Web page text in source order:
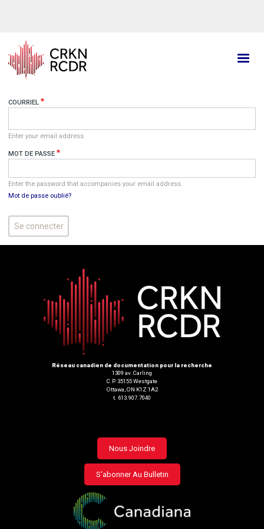
principal
COURRIEL
Enter your email address.
MOT DE PASSE
Enter the password that accompanies your email address.
Mot de passe oublié?
Réseau canadien de documentation pour la recherche
1309 av. Carling
C.P. 35155 Westgate
Ottawa, ON K1Z 1A2
t. 613.907.7040
Footer
menu
Nous Joindre
S'abonner Au Bulletin